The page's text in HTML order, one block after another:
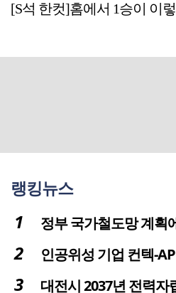
[S석 한컷]홈에서 1승이 이
랭킹뉴스
정부 국가철도망 계획에
인공위성 기업 컨텍-AP위성,
대전시 2037년 전력자립도